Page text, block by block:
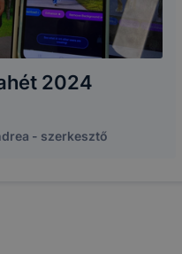
2024
- szerkesztő